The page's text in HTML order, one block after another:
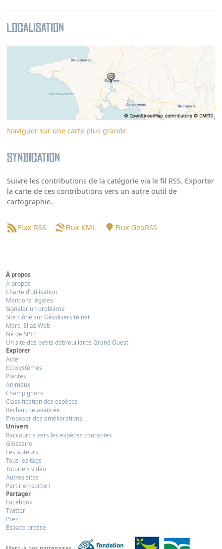
Localisation
Naviguer sur une carte plus grande
Syndication
Suivre les contributions de la catégorie via le fil RSS. Exporter
la carte de ces contributions vers un autre outil de
cartographie.
Flux RSS Flux KML Flux GeoRSS
À propos
A propos
Charte d’utilisation
Mentions légales
Signaler un problème
Site clôné sur Géodiversité.net
Merci Eliaz Web
Né de SPIP
Un site des petits débrouillards Grand Ouest
Explorer
Aide
Ecosystèmes
Plantes
Animaux
Champignons
Classification des espèces
Recherche avancée
Proposer des améliorations
Univers
Raccourcis vers les espèces courantes
Glossaire
Les auteurs
Tous les tags
Tutoriels vidéo
Autres sites
Partir en sortie !
Partager
Facebook
Twitter
Prezi
Espace presse